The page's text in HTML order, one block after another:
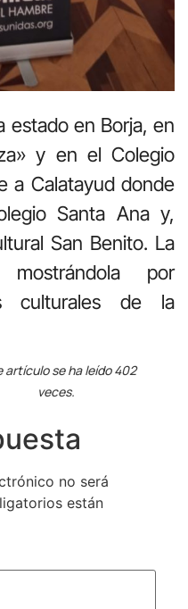
estado en Borja, en
y en el Colegio
a Calatayud donde
Santa Ana y,
San Benito. La
por
culturales de la
artículo se ha leído 402
veces.
no será
están